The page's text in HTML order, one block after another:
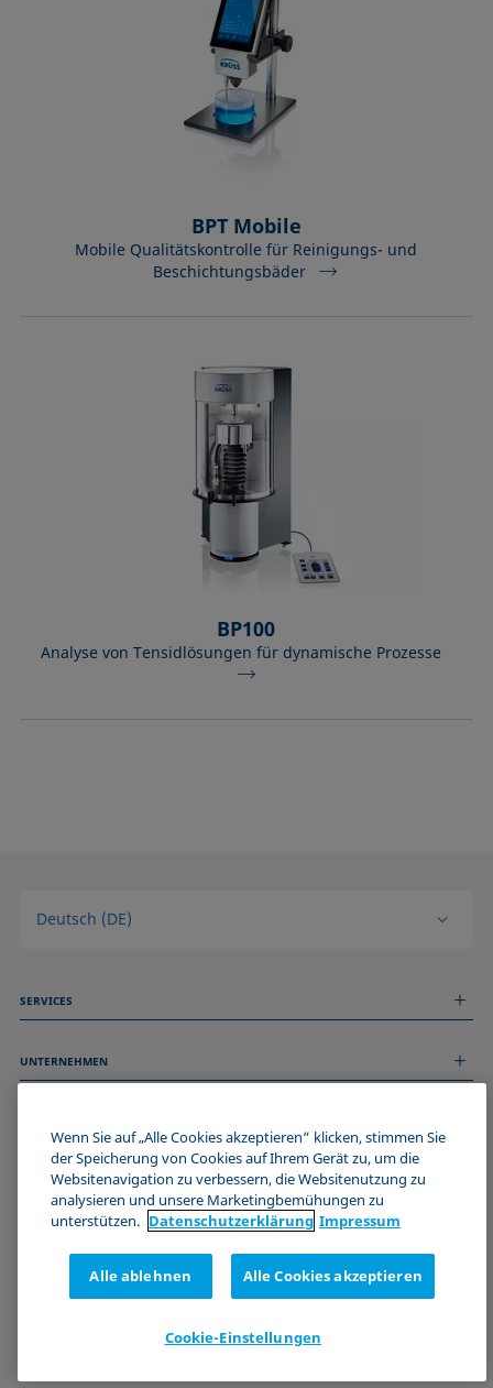
BPT Mobile
Mobile Qualitätskontrolle für Reinigungs- und
Beschichtungsbäder
BP100
Analyse von Tensidlösungen für dynamische Prozesse
Deutsch (DE)
SERVICES
Technischer Service
UNTERNEHMEN
Stellenangebote
Events
Impressum
Datenschutzerklärung
Cookie-Richtlinie
Zertifizierungen (ISO 9001)
Newsletter-Anmeldung
WERDE TEIL DER KRÜSS COMMUNITY
Wenn Sie auf „Alle Cookies akzeptieren“ klicken, stimmen Sie
der Speicherung von Cookies auf Ihrem Gerät zu, um die
Websitenavigation zu verbessern, die Websitenutzung zu
analysieren und unsere Marketingbemühungen zu
unterstützen. Datenschutz­erklärung Impressum
Alle ablehnen Alle Cookies akzeptieren
Cookie-Einstellungen